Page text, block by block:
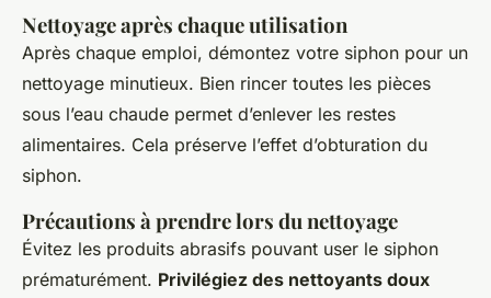
Nettoyage après chaque utilisation
Après chaque emploi, démontez votre siphon pour un
nettoyage minutieux. Bien rincer toutes les pièces
sous l’eau chaude permet d’enlever les restes
alimentaires. Cela préserve l’effet d’obturation du
siphon.
Précautions à prendre lors du nettoyage
Évitez les produits abrasifs pouvant user le siphon
prématurément. Privilégiez des nettoyants doux